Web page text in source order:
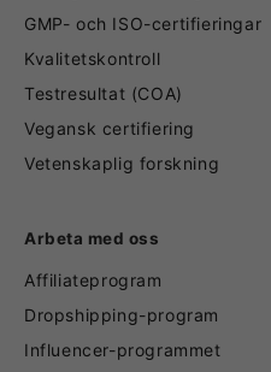
GMP- och ISO-certifieringar
Kvalitetskontroll
Testresultat (COA)
Vegansk certifiering
Vetenskaplig forskning
Arbeta med oss
Affiliateprogram
Dropshipping-program
Influencer-programmet